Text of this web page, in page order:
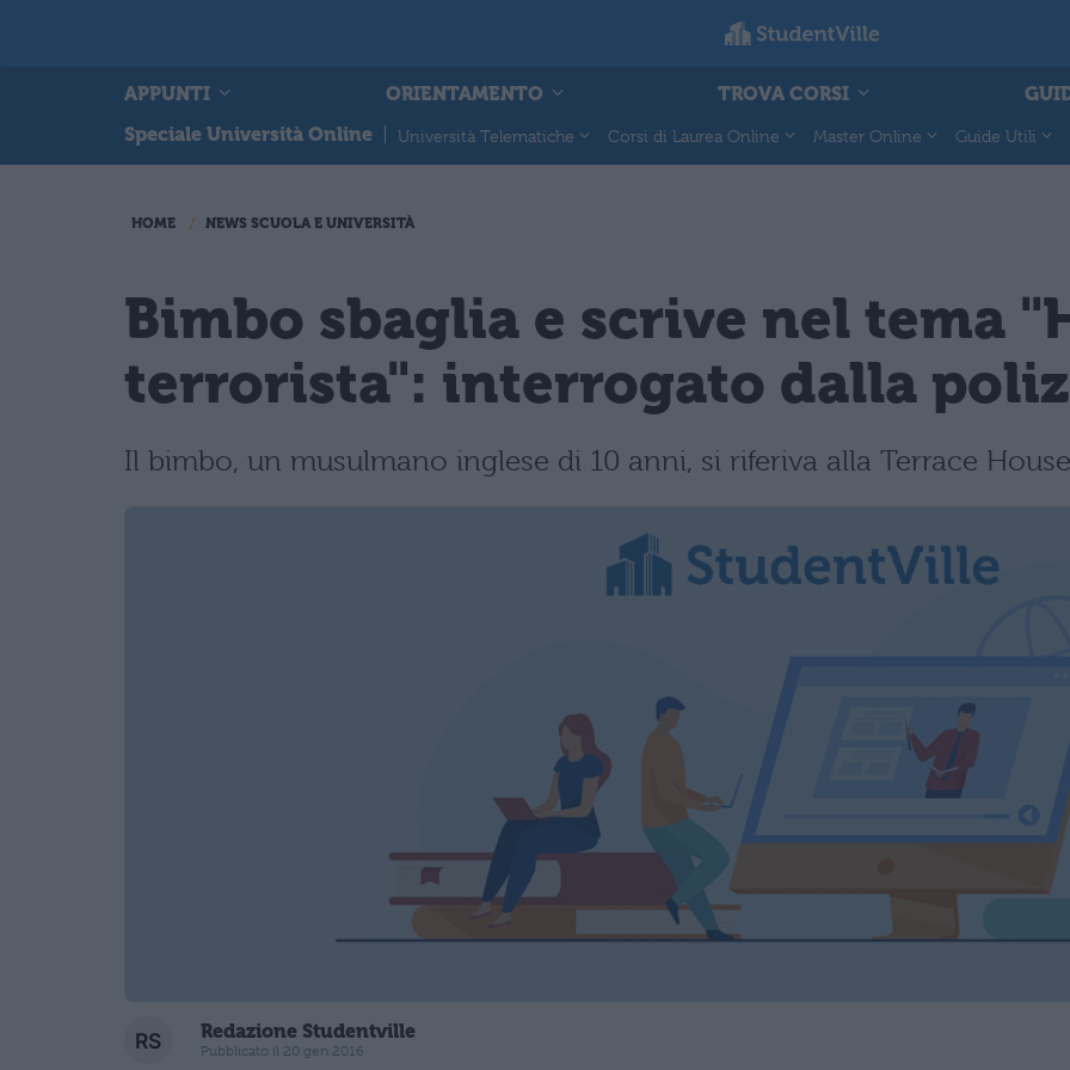
APPUNTI ORIENTAMENTO TROVA CORSI
Speciale Università Online
Università Telematiche Corsi di Laurea Online Master Online Guide Utili
HOME NEWS SCUOLA E UNIVERSITÀ
Bimbo sbaglia e scrive nel tema
terrorista": interrogato dalla
Il bimbo, un musulmano inglese di 10 anni, si riferiva alla Terrace
Redazione Studentville
Pubblicato il 20 gen 2016